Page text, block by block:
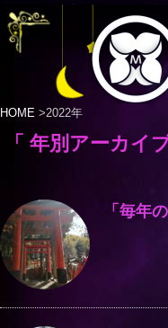
HOME >2022年
「 年別アーカイ
「毎年